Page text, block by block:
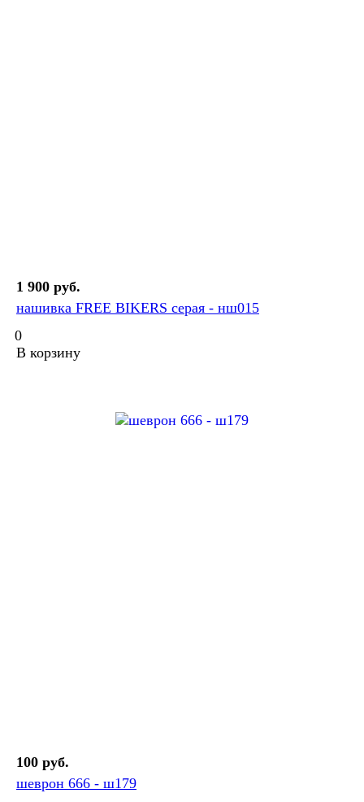
1 900 руб.
нашивка FREE BIKERS серая - нш015
0
В корзину
100 руб.
шеврон 666 - ш179